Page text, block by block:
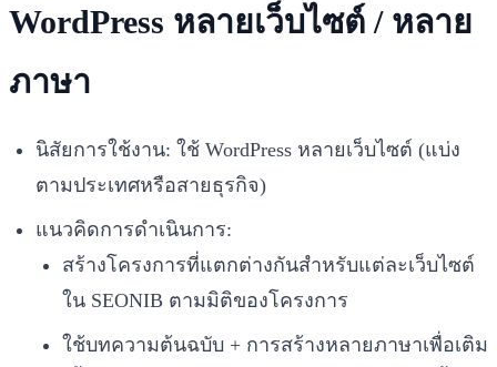
WordPress หลายเว็บไซต์ / หลาย
ภาษา
นิสัยการใช้งาน: ใช้ WordPress หลายเว็บไซต์ (แบ่ง
ตามประเทศหรือสายธุรกิจ)
แนวคิดการดำเนินการ:
สร้างโครงการที่แตกต่างกันสำหรับแต่ละเว็บไซต์
ใน SEONIB ตามมิติของโครงการ
ใช้บทความต้นฉบับ + การสร้างหลายภาษาเพื่อเติม